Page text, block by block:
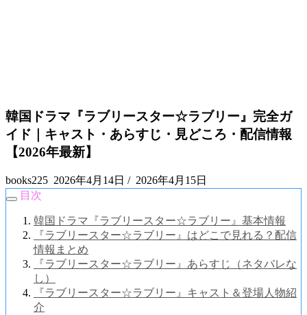
韓国ドラマ『ラブリースター☆ラブリー』完全ガ
イド｜キャスト・あらすじ・見どころ・配信情報
【2026年最新】
books225 2026年4月14日 / 2026年4月15日
目次
韓国ドラマ『ラブリースター☆ラブリー』基本情報
『ラブリースター☆ラブリー』はどこで見れる？配信
情報まとめ
『ラブリースター☆ラブリー』あらすじ（ネタバレな
し）
『ラブリースター☆ラブリー』キャスト＆登場人物紹
介